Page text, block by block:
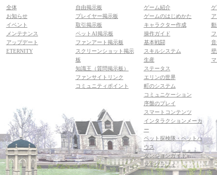
全体
お知らせ
イベント
メンテナンス
アップデート
ETERNITY
自由掲示板
プレイヤー掲示板
取引掲示板
ペットAI掲示板
ファンアート掲示板
スクリーンショット掲示
板
知識王（質問掲示板）
ファンサイトリンク
コミュニティポイント
ゲーム紹介
ゲームのはじめかた
キャラクター作成
操作ガイド
基本戦闘
スキルシステム
生産
ステータス
エリンの世界
町のシステム
コミュニケーション
序盤のプレイ
スマートコンテンツ
インタラクションメーカ
ー
ペット探検隊・ペットハ
ウス
ダンジョンガイド
マギグラフィ